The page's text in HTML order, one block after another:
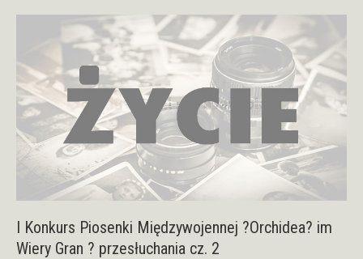
I Konkurs Piosenki Międzywojennej ?Orchidea? im
Wiery Gran ? przesłuchania cz. 2